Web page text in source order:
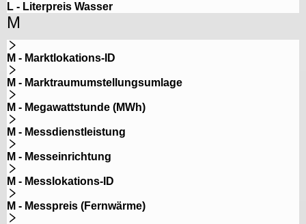
L - Literpreis Wasser
M
M - Marktlokations-ID
M - Marktraumumstellungsumlage
M - Megawattstunde (MWh)
M - Messdienstleistung
M - Messeinrichtung
M - Messlokations-ID
M - Messpreis (Fernwärme)